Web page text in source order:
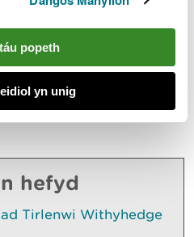
popeth
yn unig
un sydd â gwybodaeth
gyda'r heddlu ar unwaith.
hefyd
Tirlenwi Withyhedge